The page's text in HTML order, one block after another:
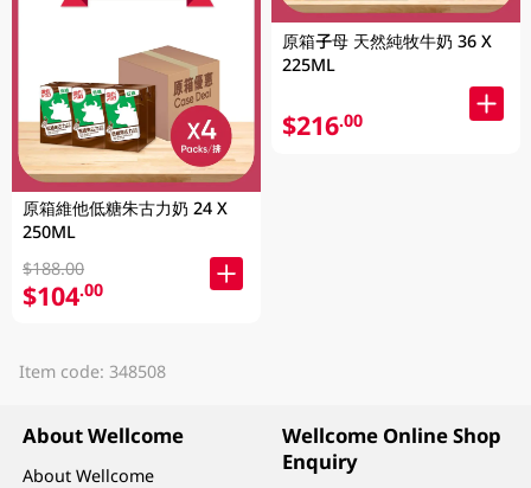
原箱維他低糖朱古力奶 24 X
250ML
$188.00
$104.00
原箱子母 天然純牧牛奶 36 X
225ML
$216.00
Item code: 348508
About Wellcome
About Wellcome
Wellcome Online Shop
Enquiry